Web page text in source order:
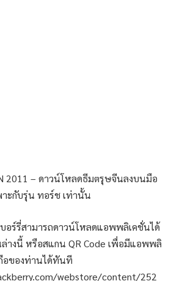
2011 – ดาวน์โหลดธีมตรุษจีนลงบนมือ
าะกับรุ่น ทอร์ช เท่านั้น
อร์รี่สามารถดาวน์โหลดแอพพลิเคชั่นได้
ล่างนี้ หรือสแกน QR Code เพื่อมีแอพพลิ
อของท่านได้ทันที
webstore/content/252